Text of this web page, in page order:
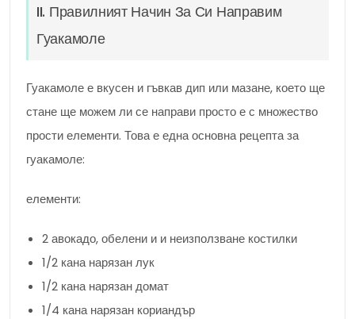
II. Правилният Начин За Си Направим
Гуакамоле
Гуакамоле е вкусен и гъвкав дип или мазане, което ще
стане ще можем ли се направи просто е с множество
прости елементи. Това е една основна рецепта за
гуакамоле:
елементи:
2 авокадо, обелени и и неизползване костилки
1/2 кана нарязан лук
1/2 кана нарязан домат
1/4 кана нарязан кориандър